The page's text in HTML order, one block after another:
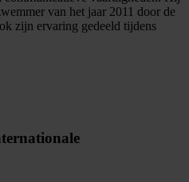
van het jaar 2011 door de
zijn ervaring gedeeld tijdens